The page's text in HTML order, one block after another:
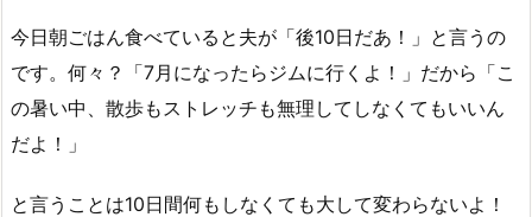
今日朝ごはん食べていると夫が「後10日だあ！」と言うの
です。何々？「7月になったらジムに行くよ！」だから「こ
の暑い中、散歩もストレッチも無理してしなくてもいいん
だよ！」
と言うことは10日間何もしなくても大して変わらないよ！